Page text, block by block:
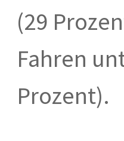
(29
Fahren
Prozent).